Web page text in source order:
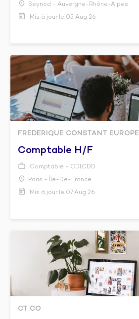
Seynod - Auvergne-Rhône-Alpes
Mis à jour le 05 Aug 26
FREDERIQUE CONSTANT EUROPE
Comptable H/f
Comptable - CDI,CDD
Paris - Île-De-France
Mis à jour le 07 Aug 26
CT CO